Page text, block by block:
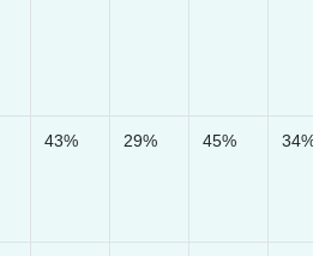
43% 29% 45% 34%